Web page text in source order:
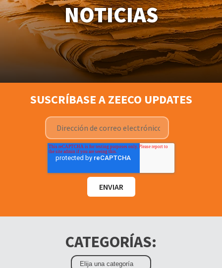
NOTICIAS
SUSCRÍBASE A ZEECO UPDATES
CATEGORÍAS: